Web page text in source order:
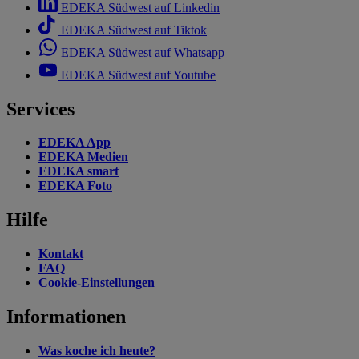
EDEKA Südwest auf Linkedin
EDEKA Südwest auf Tiktok
EDEKA Südwest auf Whatsapp
EDEKA Südwest auf Youtube
Services
EDEKA App
EDEKA Medien
EDEKA smart
EDEKA Foto
Hilfe
Kontakt
FAQ
Cookie-Einstellungen
Informationen
Was koche ich heute?